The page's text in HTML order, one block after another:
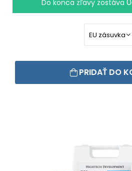
Do konca zľavy zostáva
PRIDAŤ DO